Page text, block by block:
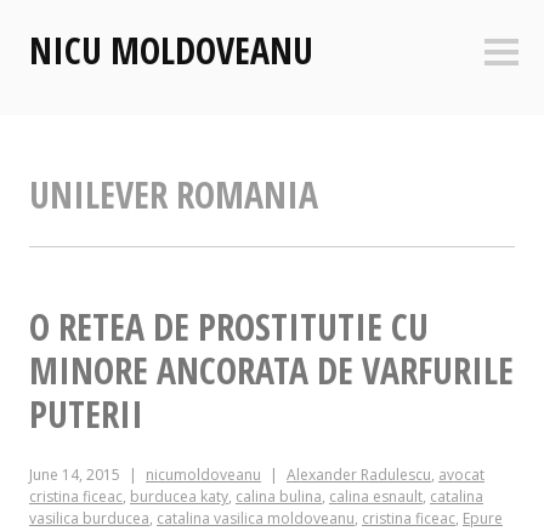
contentNICU MOLDOVEANU
UNILEVER ROMANIA
O RETEA DE PROSTITUTIE CU
MINORE ANCORATA DE VARFURILE
PUTERII
June 14, 2015 nicumoldoveanu Alexander Radulescu, avocat
cristina ficeac, burducea katy, calina bulina, calina esnault, catalina
vasilica burducea, catalina vasilica moldoveanu, cristina ficeac, Epure